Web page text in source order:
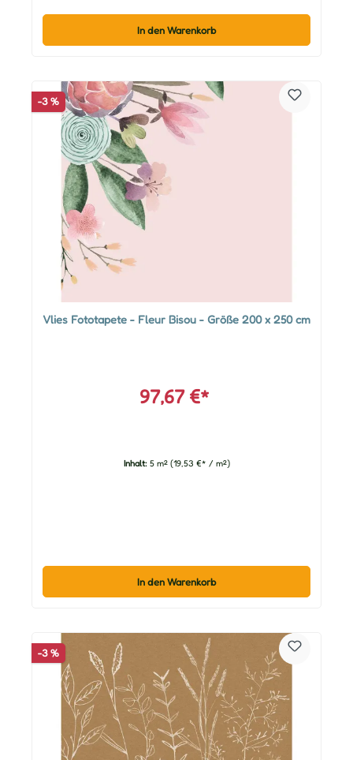
In den Warenkorb
-3 %
Vlies Fototapete - Fleur Bisou - Größe 200 x 250 cm
97,67 €*
Inhalt: 5 m² (19,53 €* / m²)
In den Warenkorb
-3 %